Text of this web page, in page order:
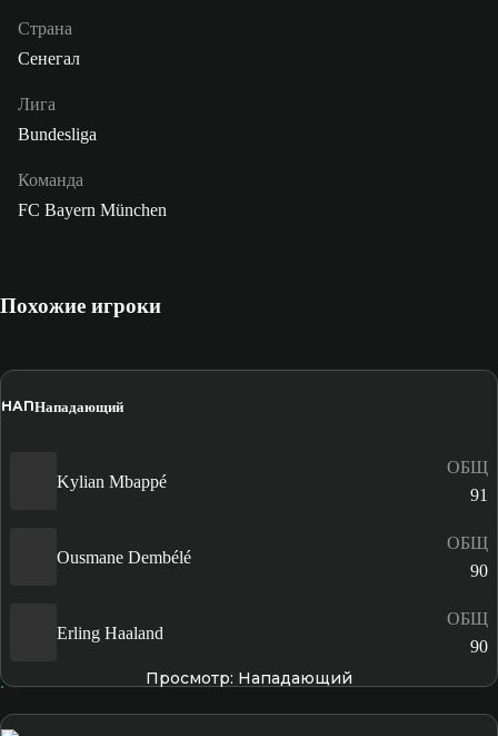
Страна
Сенегал
Лига
Bundesliga
Команда
FC Bayern München
Похожие игроки
НАПНападающий
Kylian Mbappé
ОБЩ
91
Ousmane Dembélé
ОБЩ
90
Erling Haaland
ОБЩ
90
Просмотр: Нападающий